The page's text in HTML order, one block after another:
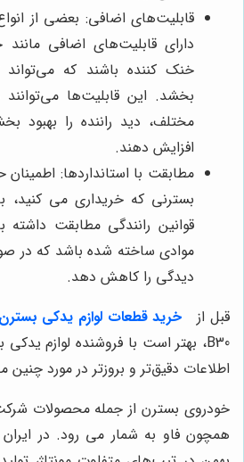
قابلیت‌های اضافی: بعضی از
دارای قابلیت‌های اضافی
خنک کننده باشند که می‌تواند
بخشد. این قابلیت‌ها
مختلف، دید راننده را بهبود
افزایش دهند.
مطابقت با استانداردها:
بسترنی که خریداری می کنید،
قوانین رانندگی مطابقت داشته
موادی ساخته شده باشد که در
دیدگی را کاهش دهد.
قبل از
خرید قطعات لوازم یدکی بسترن
B30، بهتر است با فروشنده لوازم یدکی
اطلاعات دقیق‌تر و بروزتر در مورد
خودروی بسترن از جمله محصولات
همچون فاو به شمار می رود. در